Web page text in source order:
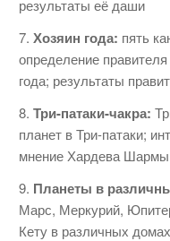
результаты её даши
7. Хозяин года: пять
определение
года; результаты
8. Три-патаки-чакра:
планет в Три-патаки;
мнение Хардева
9. Планеты в
Марс, Меркурий,
Кету в различных